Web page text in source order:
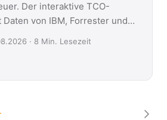
Der interaktive TCO-
von IBM, Forrester und
· 8 Min. Lesezeit